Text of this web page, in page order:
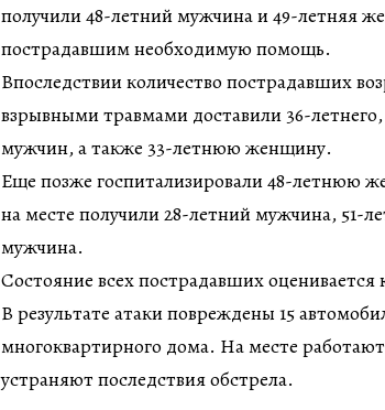
получили 48-летний мужчина и 49-летняя
пострадавшим необходимую помощь.
Впоследствии количество пострадавших
взрывными травмами доставили 36-летнего,
мужчин, а также 33-летнюю женщину.
Еще позже госпитализировали 48-
на месте получили 28-летний мужчина, 51-
мужчина.
Состояние всех пострадавших
В результате атаки повреждены 15
многоквартирного дома. На месте
устраняют последствия обстрела.